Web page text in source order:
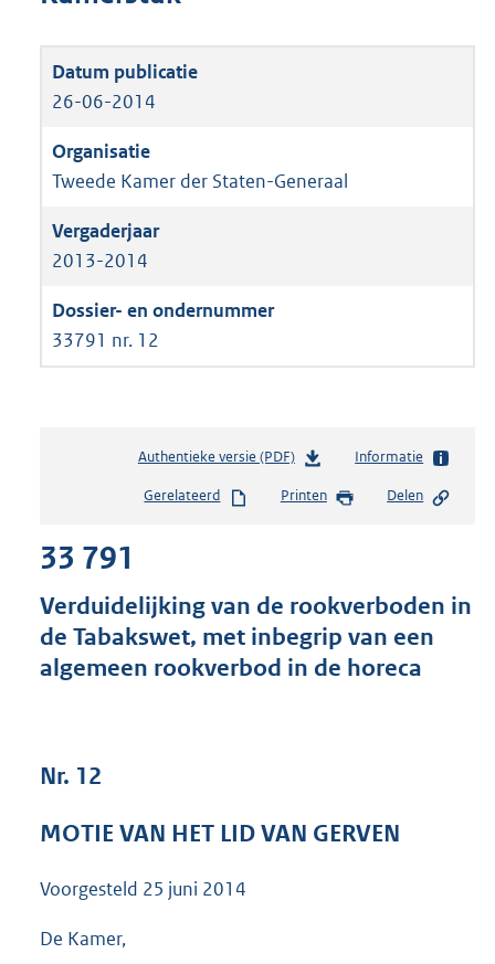
26-06-2014
Tweede Kamer der Staten-Generaal
2013-2014
33791 nr. 12
Authentieke versie (PDF)b
s
s
g
r
3
Informatie
Gerelateerd Printen Delen
33 791
Verduidelijking van de rookverboden in
de Tabakswet, met inbegrip van een
algemeen rookverbod in de horeca
Nr. 12
MOTIE VAN HET LID VAN GERVEN
Voorgesteld 25 juni 2014
De Kamer,